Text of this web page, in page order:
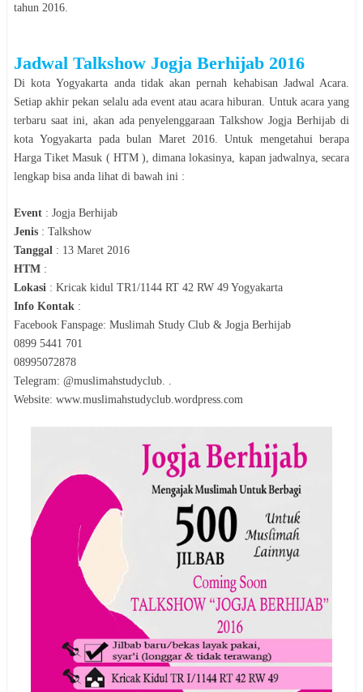
tahun 2016
Jadwal Talkshow Jogja Berhijab 2016
Di kotaYogyakarta anda tidak akan pernah kehabisan Jadwal Acara.
Setiap akhir pekan selalu ada event atau acara hiburan. Untuk acara yang
terbaru saat ini, akan ada penyelenggaraanTalkshow Jogja Berhijab di
kotaYogyakarta pada bulan Maret 2016. Untuk mengetahui berapa
Harga Tiket Masuk ( HTM ), dimana lokasinya, kapan jadwalnya, secara
lengkap bisa anda lihat di bawah ini :
Event : Jogja Berhijab
Jenis : Talkshow
Tanggal : 13 Maret 2016
HTM :
Lokasi : Kricak kidul TR1/1144 RT 42 RW 49 Yogyakarta
Info Kontak :
Facebook Fanspage: Muslimah Study Club & Jogja Berhijab
0899 5441 701
08995072878
Telegram: @muslimahstudyclub. .
Website: www.muslimahstudyclub.wordpress.com